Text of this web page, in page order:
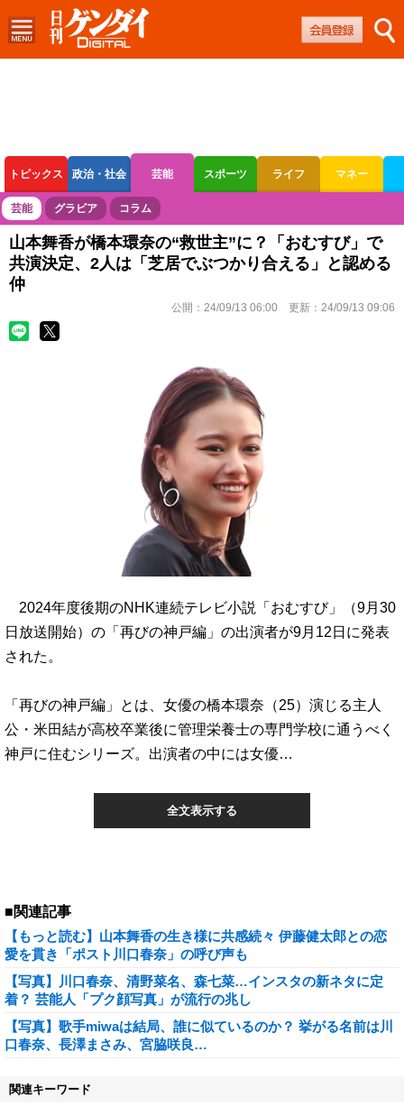
トピックス 政治・社会 芸能 スポーツ ライフ マネー
ボートレース 競輪 オートレース
芸能 グラビア コラム
山本舞香が橋本環奈の“救世主”に？「おむすび」で
共演決定、2人は「芝居でぶつかり合える」と認める
仲
公開： 24/09/13 06:00 更新： 24/09/13 09:06
2024年度後期のNHK連続テレビ小説「おむすび」（9月30
日放送開始）の「再びの神戸編」の出演者が9月12日に発表
された。
「再びの神戸編」とは、女優の橋本環奈（25）演じる主人
公・米田結が高校卒業後に管理栄養士の専門学校に通うべく
神戸に住むシリーズ。出演者の中には女優…
全文表示する
■関連記事
【もっと読む】山本舞香の生き様に共感続々 伊藤健太郎との恋
愛を貫き「ポスト川口春奈」の呼び声も
【写真】川口春奈、清野菜名、森七菜…インスタの新ネタに定
着？ 芸能人「プク顔写真」が流行の兆し
【写真】歌手miwaは結局、誰に似ているのか？ 挙がる名前は川
口春奈、長澤まさみ、宮脇咲良…
関連キーワード